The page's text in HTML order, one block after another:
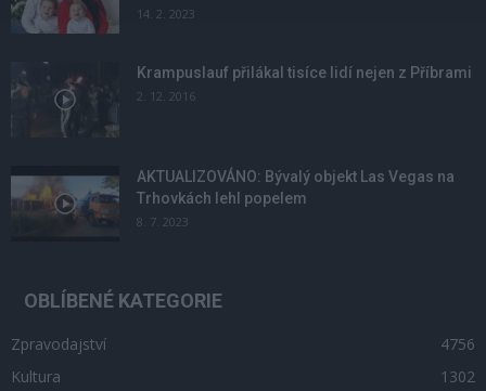
14. 2. 2023
Krampuslauf přilákal tisíce lidí nejen z Příbrami
2. 12. 2016
AKTUALIZOVÁNO: Bývalý objekt Las Vegas na
Trhovkách lehl popelem
8. 7. 2023
OBLÍBENÉ KATEGORIE
Zpravodajství
4756
Kultura
1302